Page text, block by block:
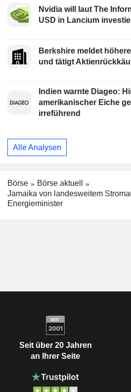
Nvidia will laut The
USD in Lancium
Berkshire meldet
und tätigt
Indien warnte Diageo:
amerikanischer Eiche
irreführend
Alle Analysen
Börse
Börse aktuell
Jamaika von landesweitem
Energieminister
Seit über 20 Jahren
an Ihrer Seite